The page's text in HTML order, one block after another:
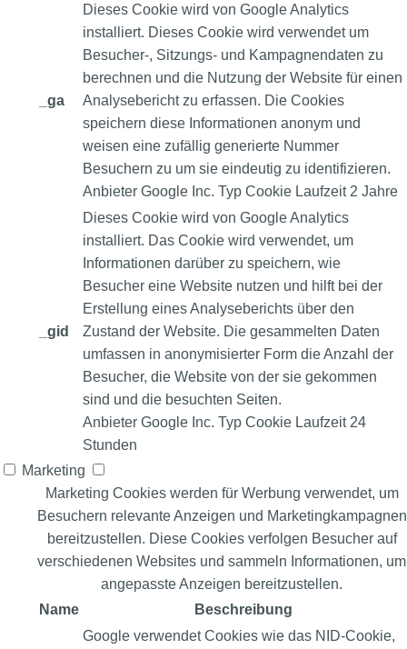
_ga
Dieses Cookie wird von Google Analytics
installiert. Dieses Cookie wird verwendet um
Besucher-, Sitzungs- und Kampagnendaten zu
berechnen und die Nutzung der Website für einen
Analysebericht zu erfassen. Die Cookies
speichern diese Informationen anonym und
weisen eine zufällig generierte Nummer
Besuchern zu um sie eindeutig zu identifizieren.
Anbieter Google Inc. Typ Cookie Laufzeit 2 Jahre
_gid
Dieses Cookie wird von Google Analytics
installiert. Das Cookie wird verwendet, um
Informationen darüber zu speichern, wie
Besucher eine Website nutzen und hilft bei der
Erstellung eines Analyseberichts über den
Zustand der Website. Die gesammelten Daten
umfassen in anonymisierter Form die Anzahl der
Besucher, die Website von der sie gekommen
sind und die besuchten Seiten.
Anbieter Google Inc. Typ Cookie Laufzeit 24
Stunden
Marketing
Marketing Cookies werden für Werbung verwendet, um
Besuchern relevante Anzeigen und Marketingkampagnen
bereitzustellen. Diese Cookies verfolgen Besucher auf
verschiedenen Websites und sammeln Informationen, um
angepasste Anzeigen bereitzustellen.
Name
Beschreibung
Google verwendet Cookies wie das NID-Cookie,